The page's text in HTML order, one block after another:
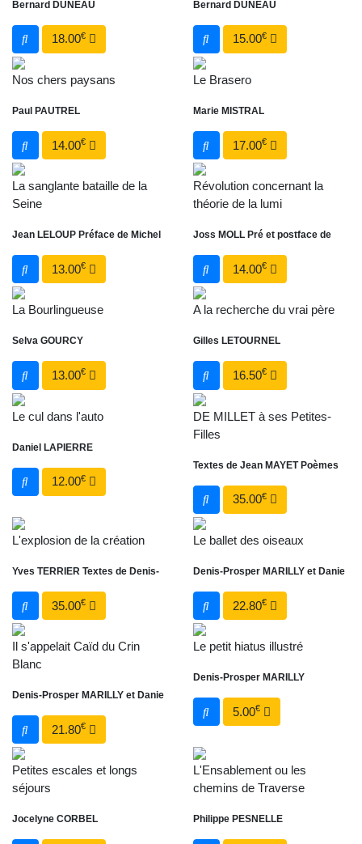
Bernard DUNEAU
18.00€
Bernard DUNEAU
15.00€
Nos chers paysans
Paul PAUTREL
14.00€
Le Brasero
Marie MISTRAL
17.00€
La sanglante bataille de la
Seine
Jean LELOUP Préface de Michel
13.00€
Révolution concernant la
théorie de la lumi
Joss MOLL Pré et postface de
14.00€
La Bourlingueuse
Selva GOURCY
13.00€
A la recherche du vrai père
Gilles LETOURNEL
16.50€
Le cul dans l'auto
Daniel LAPIERRE
12.00€
DE MILLET à ses Petites-
Filles
Textes de Jean MAYET Poèmes
35.00€
L'explosion de la création
Yves TERRIER Textes de Denis-
35.00€
Le ballet des oiseaux
Denis-Prosper MARILLY et Danie
22.80€
Il s'appelait Caïd du Crin
Blanc
Denis-Prosper MARILLY et Danie
21.80€
Le petit hiatus illustré
Denis-Prosper MARILLY
5.00€
Petites escales et longs
séjours
Jocelyne CORBEL
L'Ensablement ou les
chemins de Traverse
Philippe PESNELLE